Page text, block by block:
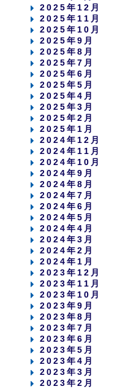
2025年12月
2025年11月
2025年10月
2025年9月
2025年8月
2025年7月
2025年6月
2025年5月
2025年4月
2025年3月
2025年2月
2025年1月
2024年12月
2024年11月
2024年10月
2024年9月
2024年8月
2024年7月
2024年6月
2024年5月
2024年4月
2024年3月
2024年2月
2024年1月
2023年12月
2023年11月
2023年10月
2023年9月
2023年8月
2023年7月
2023年6月
2023年5月
2023年4月
2023年3月
2023年2月